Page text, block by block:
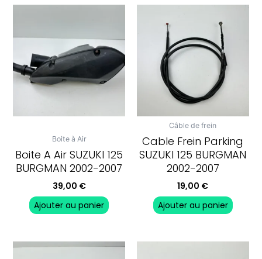
Boite à Air
Boite A Air SUZUKI 125
BURGMAN 2002-2007
39,00 €
Ajouter au panier
Câble de frein
Cable Frein Parking
SUZUKI 125 BURGMAN
2002-2007
19,00 €
Ajouter au panier